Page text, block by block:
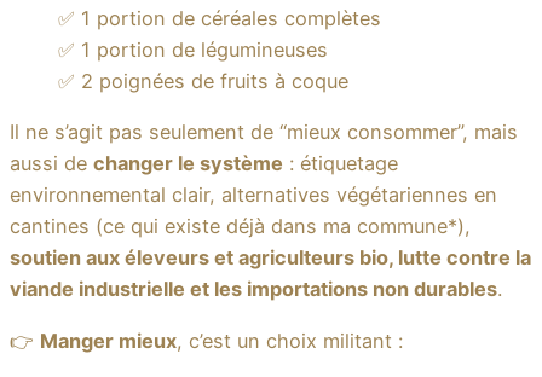
✅ 1 portion de céréales complètes
✅ 1 portion de légumineuses
✅ 2 poignées de fruits à coque
Il ne s’agit pas seulement de “mieux consommer”, mais
aussi de changer le système : étiquetage
environnemental clair, alternatives végétariennes en
cantines (ce qui existe déjà dans ma commune*),
soutien aux éleveurs et agriculteurs bio, lutte contre la
viande industrielle et les importations non durables.
👉 Manger mieux, c’est un choix militant :